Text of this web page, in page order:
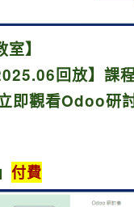
】
回放】課
即觀看Odoo研
」 付費